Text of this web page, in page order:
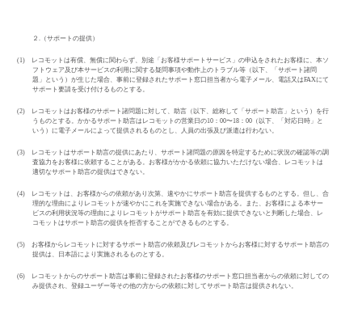
２. （サポートの提供）
(1)
レコモットは有償、無償に関わらず、別途「お客様サポートサービス」の申込をされたお客様に、本ソ
フトウェア及び本サービスの利用に関する疑問事項や動作上のトラブル等（以下、「サポート諸問
題」という）が生じた場合、事前に登録されたサポート窓口担当者から電子メール、電話又はFAXにて
サポート要請を受け付けるものとする。
(2)
レコモットはお客様のサポート諸問題に対して、助言（以下、総称して「サポート助言」という）を行
うものとする。かかるサポート助言はレコモットの営業日の10 ：00〜18 ：00 （以下、「対応日時」と
いう）に電子メールによって提供されるものとし、人員の出張及び派遣は行わない。
(3)
レコモットはサポート助言の提供にあたり、サポート諸問題の原因を特定するために状況の確認等の調
査協力をお客様に依頼することがある。お客様がかかる依頼に協力いただけない場合、レコモットは
適切なサポート助言の提供はできない。
(4)
レコモットは、お客様からの依頼があり次第、速やかにサポート助言を提供するものとする。但し、合
理的な理由によりレコモットが速やかにこれを実施できない場合がある。また、お客様による本サー
ビスの利用状況等の理由によりレコモットがサポート助言を有効に提供できないと判断した場合、レ
コモットはサポート助言の提供を拒否することができるものとする。
(5)
お客様からレコモットに対するサポート助言の依頼及びレコモットからお客様に対するサポート助言の
提供は、日本語により実施されるものとする。
(6)
レコモットからのサポート助言は事前に登録されたお客様のサポート窓口担当者からの依頼に対しての
み提供され、登録ユーザー等その他の方からの依頼に対してサポート助言は提供されない。